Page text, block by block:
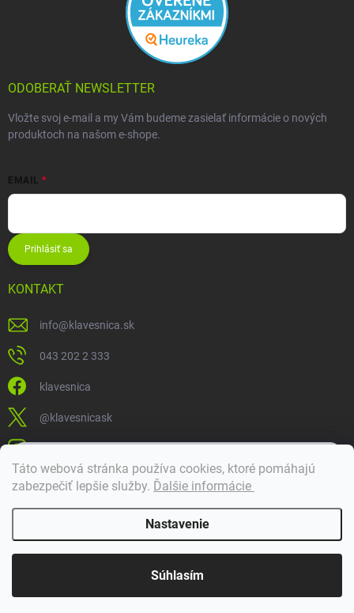
Táto webová stránka používa cookies, ktoré pomáhajú
zabezpečiť lepšie služby. Ďalšie informácie
Nastavenie
Súhlasím
ODOBERAŤ NEWSLETTER
Vložte svoj e-mail a my Vám budeme zasielať informácie o nových
produktoch na našom e-shope.
EMAIL
Prihlásiť sa
KONTAKT
info@klavesnica.sk
043 202 2 333
klavesnica
@klavesnicask
klavesnica_sk
Doprava a platba
Klávesnica . Všetky práva vyhradené.
Dobrý deň! 👋 Pomôžem vám nájsť správny diel. Napíšte mi.